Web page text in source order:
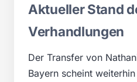
Aktueller Stand
Verhandlungen
Der Transfer von
Bayern scheint